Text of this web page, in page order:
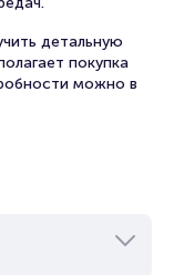
детальную
покупка
можно в